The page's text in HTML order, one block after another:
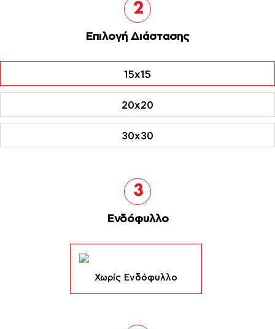
2
Επιλογή Διάστασης
15x15
20x20
30x30
3
Ενδόφυλλο
Χωρίς Ενδόφυλλο